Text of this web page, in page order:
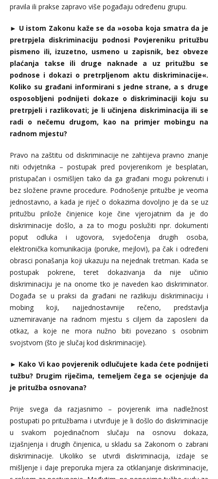
pravila ili prakse zapravo više pogađaju određenu grupu.
► U istom Zakonu kaže se da »osoba koja smatra da je
pretrpjela diskriminaciju podnosi Povjereniku pritužbu
pismeno ili, izuzetno, usmeno u zapisnik, bez obveze
plaćanja takse ili druge naknade a uz pritužbu se
podnose i dokazi o pretrpljenom aktu diskriminacije«.
Koliko su građani informirani s jedne strane, a s druge
osposobljeni podnijeti dokaze o diskriminaciji koju su
pretrpjeli i razlikovati; je li učinjena diskriminacija ili se
radi o nečemu drugom, kao na primjer mobingu na
radnom mjestu?
Pravo na zaštitu od diskriminacije ne zahtijeva pravno znanje
niti odvjetnika – postupak pred povjerenikom je besplatan,
pristupačan i osmišljen tako da ga građani mogu pokrenuti i
bez složene pravne procedure. Podnošenje pritužbe je veoma
jednostavno, a kada je riječ o dokazima dovoljno je da se uz
pritužbu prilože činjenice koje čine vjerojatnim da je do
diskriminacije došlo, a za to mogu poslužiti npr. dokumenti
poput odluka i ugovora, svjedočenja drugih osoba,
elektronička komunikacija (poruke, mejlovi), pa čak i određeni
obrasci ponašanja koji ukazuju na nejednak tretman. Kada se
postupak pokrene, teret dokazivanja da nije učinio
diskriminaciju je na onome tko je naveden kao diskriminator.
Događa se u praksi da građani ne razlikuju diskriminaciju i
mobing koji, najjednostavnije rečeno, predstavlja
uznemiravanje na radnom mjestu s ciljem da zaposleni da
otkaz, a koje ne mora nužno biti povezano s osobnim
svojstvom (što je slučaj kod diskriminacije).
► Kako Vi kao povjerenik odlučujete kada ćete podnijeti
tužbu? Drugim riječima, temeljem čega se ocjenjuje da
je pritužba osnovana?
Prije svega da razjasnimo – povjerenik ima nadležnost
postupati po pritužbama i utvrđuje je li došlo do diskriminacije
u svakom pojedinačnom slučaju na osnovu dokaza,
izjašnjenja i drugih činjenica, u skladu sa Zakonom o zabrani
diskriminacije. Ukoliko se utvrdi diskriminacija, izdaje se
mišljenje i daje preporuka mjera za otklanjanje diskriminacije,